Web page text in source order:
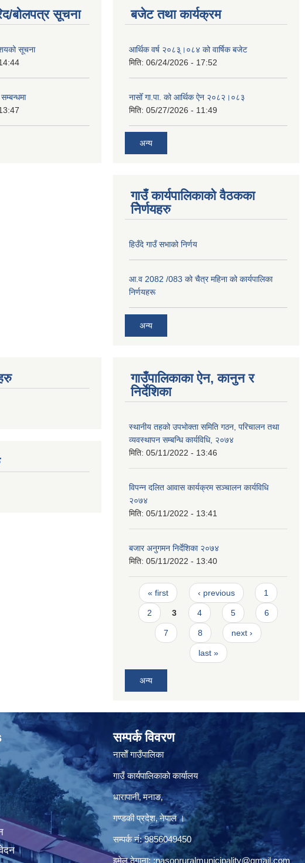
बोलपत्र सूचना
सूचना
बजेट तथा कार्यक्रम
आर्थिक वर्ष २०८३्।०८४ को वार्षिक बजेट
मिति: 06/24/2026 - 17:52
नासोँ गा.पा. को आर्थिक ऐन २०८२।०८३
मिति: 05/27/2026 - 11:49
अन्य
गाउँ कार्यपालिकाको वैठकका
निेर्णयहरु
हिउँदे गाउँ सभाको निर्णय
आ.व 2082 /083 को चैत्र महिना को कार्यपालिका
निर्णयहरू
अन्य
गाउँपालिकाका ऐन, कानुन र
निर्देशिका
स्थानीय तहको उपभोक्ता समिति गठन, परिचालन तथा
व्यवस्थापन सम्बन्धि कार्यविधि, २०७४
मिति: 05/11/2022 - 13:46
विपन्न दलित आवास कार्यक्रम सञ्चालन कार्यविधि
२०७४
मिति: 05/11/2022 - 13:41
बजार अनुगमन निर्देशिका २०७४
मिति: 05/11/2022 - 13:40
Pages
« first ‹ previous 1
2 3 4 5 6
7 8 next ›
last »
अन्य
सम्पर्क विवरण
नासाेँ गाउँपालिका
गाउँ कार्यपालिकाकाे कार्यालय
धारापानी‚ मनाङ‚
गण्डकी प्रदेश‚ नेपाल ।
सम्पर्क न‌ं‍: 9856049450
इमेल ठेगाना::nasonruralmunicipality@gmail.com